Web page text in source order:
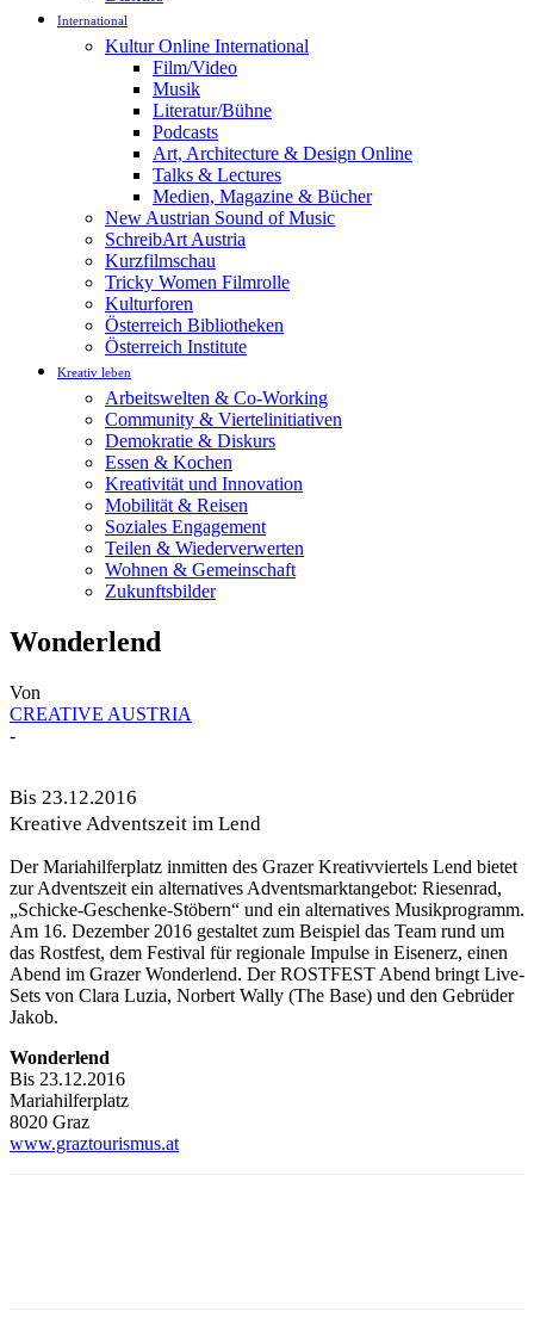
International
Kultur Online International
Film/Video
Musik
Literatur/Bühne
Podcasts
Art, Architecture & Design Online
Talks & Lectures
Medien, Magazine & Bücher
New Austrian Sound of Music
SchreibArt Austria
Kurzfilmschau
Tricky Women Filmrolle
Kulturforen
Österreich Bibliotheken
Österreich Institute
Kreativ leben
Arbeitswelten & Co-Working
Community & Viertelinitiativen
Demokratie & Diskurs
Essen & Kochen
Kreativität und Innovation
Mobilität & Reisen
Soziales Engagement
Teilen & Wiederverwerten
Wohnen & Gemeinschaft
Zukunftsbilder
Wonderlend
Von
CREATIVE AUSTRIA
-
Bis 23.12.2016
Kreative Adventszeit im Lend
Der Mariahilferplatz inmitten des Grazer Kreativviertels Lend bietet
zur Adventszeit ein alternatives Adventsmarktangebot: Riesenrad,
„Schicke-Geschenke-Stöbern“ und ein alternatives Musikprogramm.
Am 16. Dezember 2016 gestaltet zum Beispiel das Team rund um
das Rostfest, dem Festival für regionale Impulse in Eisenerz, einen
Abend im Grazer Wonderlend. Der ROSTFEST Abend bringt Live-
Sets von Clara Luzia, Norbert Wally (The Base) und den Gebrüder
Jakob.
Wonderlend
Bis 23.12.2016
Mariahilferplatz
8020 Graz
www.graztourismus.at